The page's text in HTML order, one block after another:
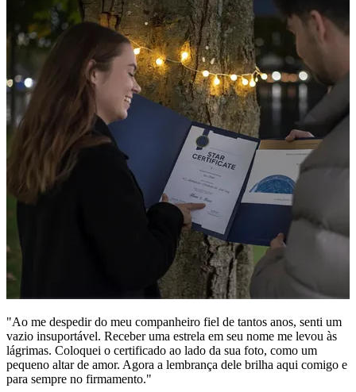
"Ao me despedir do meu companheiro fiel de tantos anos, senti um
vazio insuportável. Receber uma estrela em seu nome me levou às
lágrimas. Coloquei o certificado ao lado da sua foto, como um
pequeno altar de amor. Agora a lembrança dele brilha aqui comigo e
para sempre no firmamento."